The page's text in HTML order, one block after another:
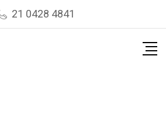
21 0428 4841